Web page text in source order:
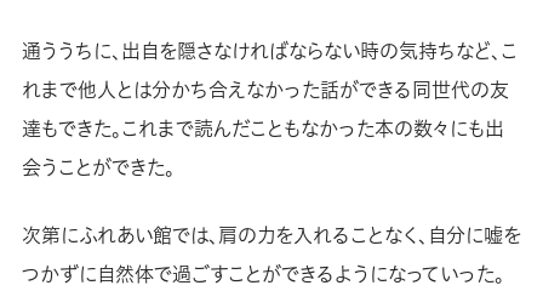
通ううちに、出自を隠さなければならない時の気持ちなど、こ
れまで他人とは分かち合えなかった話ができる同世代の友
達もできた。これまで読んだこともなかった本の数々にも出
会うことができた。
次第にふれあい館では、肩の力を入れることなく、自分に嘘を
つかずに自然体で過ごすことができるようになっていった。